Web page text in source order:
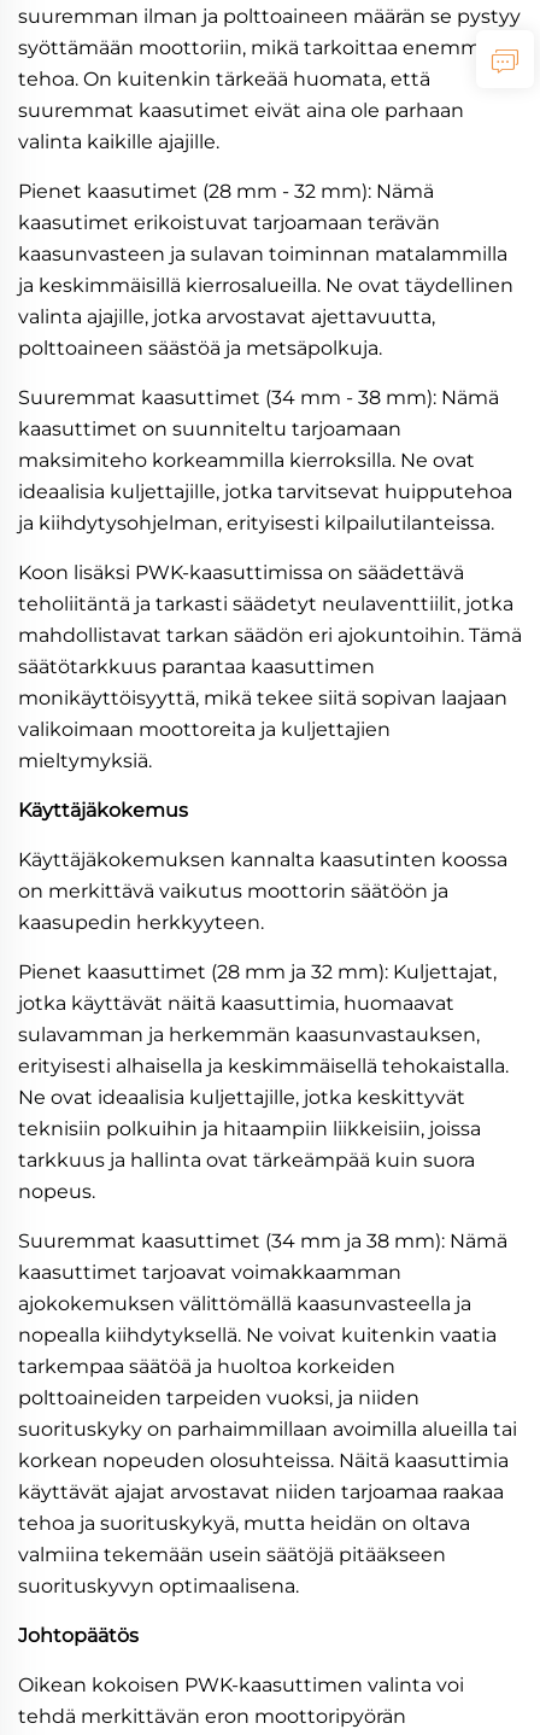
suuremman ilman ja polttoaineen määrän se pystyy
syöttämään moottoriin, mikä tarkoittaa enemmän
tehoa. On kuitenkin tärkeää huomata, että
suuremmat kaasutimet eivät aina ole parhaan
valinta kaikille ajajille.
Pienet kaasutimet (28 mm - 32 mm): Nämä
kaasutimet erikoistuvat tarjoamaan terävän
kaasunvasteen ja sulavan toiminnan matalammilla
ja keskimmäisillä kierrosalueilla. Ne ovat täydellinen
valinta ajajille, jotka arvostavat ajettavuutta,
polttoaineen säästöä ja metsäpolkuja.
Suuremmat kaasuttimet (34 mm - 38 mm): Nämä
kaasuttimet on suunniteltu tarjoamaan
maksimiteho korkeammilla kierroksilla. Ne ovat
ideaalisia kuljettajille, jotka tarvitsevat huipputehoa
ja kiihdytysohjelman, erityisesti kilpailutilanteissa.
Koon lisäksi PWK-kaasuttimissa on säädettävä
teholiitäntä ja tarkasti säädetyt neulaventtiilit, jotka
mahdollistavat tarkan säädön eri ajokuntoihin. Tämä
säätötarkkuus parantaa kaasuttimen
monikäyttöisyyttä, mikä tekee siitä sopivan laajaan
valikoimaan moottoreita ja kuljettajien
mieltymyksiä.
Käyttäjäkokemus
Käyttäjäkokemuksen kannalta kaasutinten koossa
on merkittävä vaikutus moottorin säätöön ja
kaasupedin herkkyyteen.
Pienet kaasuttimet (28 mm ja 32 mm): Kuljettajat,
jotka käyttävät näitä kaasuttimia, huomaavat
sulavamman ja herkemmän kaasunvastauksen,
erityisesti alhaisella ja keskimmäisellä tehokaistalla.
Ne ovat ideaalisia kuljettajille, jotka keskittyvät
teknisiin polkuihin ja hitaampiin liikkeisiin, joissa
tarkkuus ja hallinta ovat tärkeämpää kuin suora
nopeus.
Suuremmat kaasuttimet (34 mm ja 38 mm): Nämä
kaasuttimet tarjoavat voimakkaamman
ajokokemuksen välittömällä kaasunvasteella ja
nopealla kiihdytyksellä. Ne voivat kuitenkin vaatia
tarkempaa säätöä ja huoltoa korkeiden
polttoaineiden tarpeiden vuoksi, ja niiden
suorituskyky on parhaimmillaan avoimilla alueilla tai
korkean nopeuden olosuhteissa. Näitä kaasuttimia
käyttävät ajajat arvostavat niiden tarjoamaa raakaa
tehoa ja suorituskykyä, mutta heidän on oltava
valmiina tekemään usein säätöjä pitääkseen
suorituskyvyn optimaalisena.
Johtopäätös
Oikean kokoisen PWK-kaasuttimen valinta voi
tehdä merkittävän eron moottoripyörän